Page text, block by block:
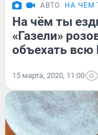
АВТО НА ЧЕМ
На чём ты
«Газели»
объехать всю
15 марта, 2020, 11:00